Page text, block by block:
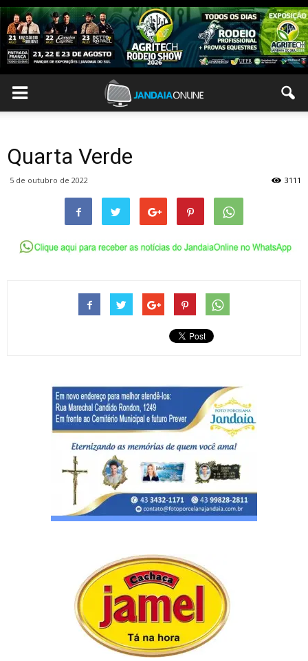
Quarta Verde
5 de outubro de 2022 3111